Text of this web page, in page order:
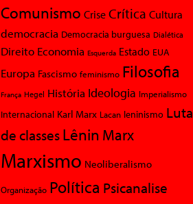
Comunismo Crise Crítica Cultura
democracia Democracia burguesa Dialética
Direito Economia Esquerda Estado EUA
Europa Fascismo feminismo Filosofia
França Hegel História Ideologia Imperialismo
Internacional Karl Marx Lacan leninismo Luta
de classesLênin Marx
Marxismo Neoliberalismo
Organização Política Psicanalise